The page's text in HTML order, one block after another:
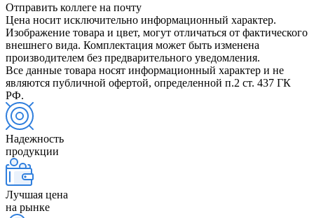
Отправить коллеге на почту
Цена носит исключительно информационный характер.
Изображение товара и цвет, могут отличаться от фактического
внешнего вида. Комплектация может быть изменена
производителем без предварительного уведомления.
Все данные товара носят информационный характер и не
являются публичной офертой, определенной п.2 ст. 437 ГК
РФ.
Надежность
продукции
Лучшая цена
на рынке